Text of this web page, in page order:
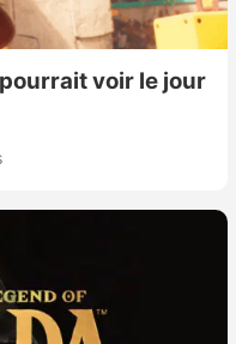
voir le jour